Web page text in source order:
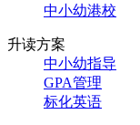
中小幼港校
升读方案
中小幼指导
GPA管理
标化英语